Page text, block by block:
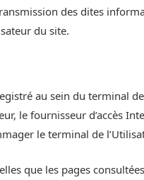
des dites
du site.
au sein du terminal
le fournisseur d’accès
le terminal de
que les pages